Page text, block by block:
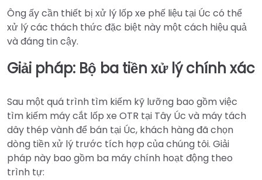
Ông ấy cần thiết bị xử lý lốp xe phế liệu tại Úc có thể
xử lý các thách thức đặc biệt này một cách hiệu quả
và đáng tin cậy.
Giải pháp: Bộ ba tiền xử lý chính xác
Sau một quá trình tìm kiếm kỹ lưỡng bao gồm việc
tìm kiếm máy cắt lốp xe OTR tại Tây Úc và máy tách
dây thép vành để bán tại Úc, khách hàng đã chọn
dòng tiền xử lý trước tích hợp của chúng tôi. Giải
pháp này bao gồm ba máy chính hoạt động theo
trình tự: